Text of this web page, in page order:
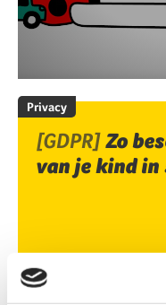
Privacy
[GDPR]Zo
van je kind in